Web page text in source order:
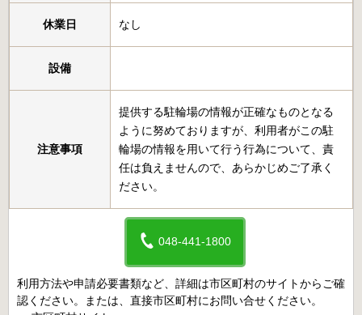
休業日 なし
設備
注意事項
提供する駐輪場の情報が正確なものとなる
ように努めておりますが、利用者がこの駐
輪場の情報を用いて行う行為について、責
任は負えませんので、あらかじめご了承く
ださい。
048-441-1800
利用方法や申請必要書類など、詳細は市区町村のサイトからご確
認ください。または、直接市区町村にお問い合せください。